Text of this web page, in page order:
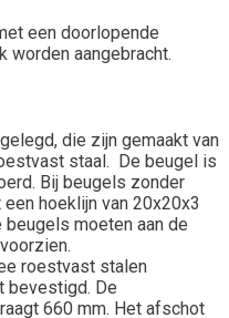
een doorlopende
worden aangebracht.
die zijn gemaakt van
staal. De beugel is
Bij beugels zonder
hoeklijn van 20x20x3
beugels moeten aan de
roestvast stalen
bevestigd. De
660 mm. Het afschot